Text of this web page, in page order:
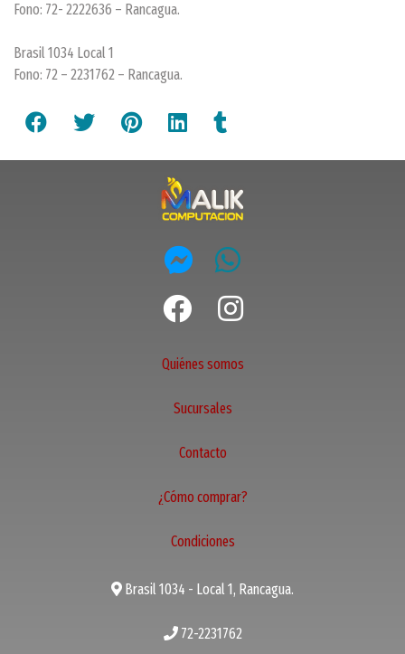
Fono: 72- 2222636 – Rancagua.
Brasil 1034 Local 1
Fono: 72 – 2231762 – Rancagua.
Quiénes somos
Sucursales
Contacto
¿Cómo comprar?
Condiciones
Brasil 1034 - Local 1, Rancagua.
72-2231762